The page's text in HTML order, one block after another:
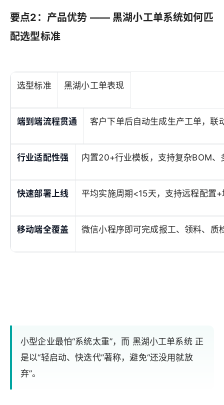
要点2：产品优势 —— 黑湖小工单系统如何匹
配选型标准
选型标准 黑湖小工单表现
端到端流程贯通 客户下单后自动生成生产工单，联
行业适配性强 内置20+行业模板，支持复杂BOM、
快速部署上线 平均实施周期<15天，支持远程配置+
移动端全覆盖 微信小程序即可完成报工、领料、质
小型企业最怕“系统太重”，而 黑湖小工单系统 正
是以“轻启动、快迭代”著称，避免“还没用就放
弃”。